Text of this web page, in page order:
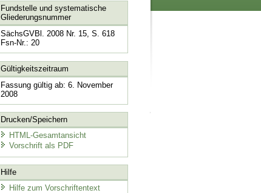
Fundstelle und systematische
Gliederungsnummer
SächsGVBl. 2008 Nr. 15, S. 618
Fsn-Nr.: 20
Gültigkeitszeitraum
Fassung gültig ab: 6. November
2008
Drucken/Speichern
HTML-Gesamtansicht
Vorschrift als PDF
Hilfe
Hilfe zum Vorschriftentext